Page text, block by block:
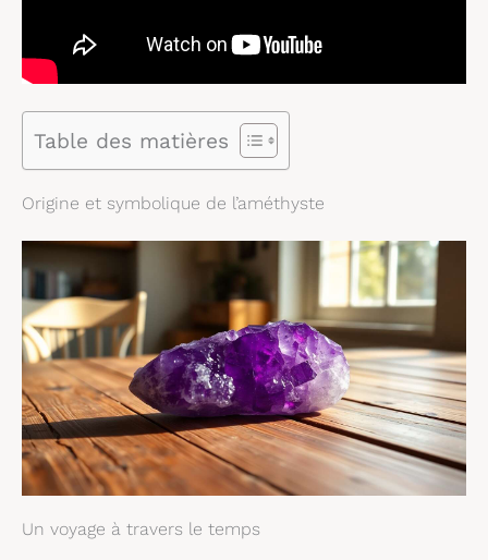
Table des matières
Origine et symbolique de l’améthyste
Un voyage à travers le temps